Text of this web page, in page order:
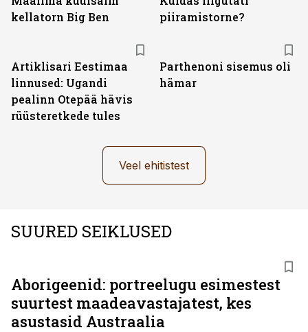
kellatorn Big Ben
piiramistorne?
Artiklisari Eestimaa
linnused: Ugandi
pealinn Otepää hävis
rüüsteretkede tules
Parthenoni sisemus oli
hämar
Veel ehitistest
SUURED SEIKLUSED
Aborigeenid: portreelugu esimestest
suurtest maadeavastajatest, kes
asustasid Austraalia